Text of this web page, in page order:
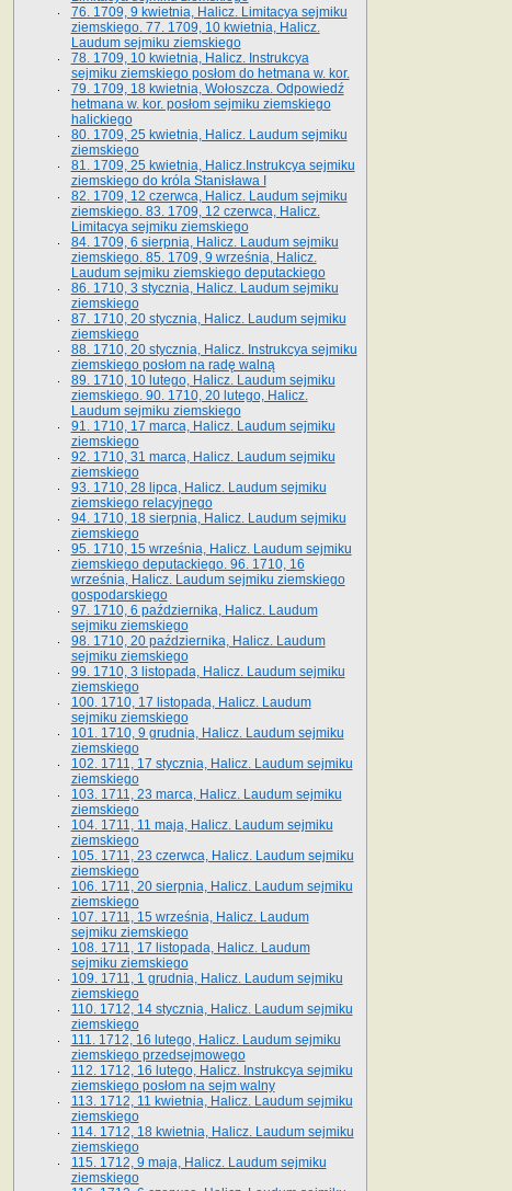
76. 1709, 9 kwietnia, Halicz. Limitacya sejmiku
ziemskiego. 77. 1709, 10 kwietnia, Halicz.
Laudum sejmiku ziemskiego
78. 1709, 10 kwietnia, Halicz. Instrukcya
sejmiku ziemskiego posłom do hetmana w. kor.
79. 1709, 18 kwietnia, Wołoszcza. Odpowiedź
hetmana w. kor. posłom sejmiku ziemskiego
halickiego
80. 1709, 25 kwietnia, Halicz. Laudum sejmiku
ziemskiego
81. 1709, 25 kwietnia, Halicz.Instrukcya sejmiku
ziemskiego do króla Stanisława I
82. 1709, 12 czerwca, Halicz. Laudum sejmiku
ziemskiego. 83. 1709, 12 czerwca, Halicz.
Limitacya sejmiku ziemskiego
84. 1709, 6 sierpnia, Halicz. Laudum sejmiku
ziemskiego. 85. 1709, 9 września, Halicz.
Laudum sejmiku ziemskiego deputackiego
86. 1710, 3 stycznia, Halicz. Laudum sejmiku
ziemskiego
87. 1710, 20 stycznia, Halicz. Laudum sejmiku
ziemskiego
88. 1710, 20 stycznia, Halicz. Instrukcya sejmiku
ziemskiego posłom na radę walną
89. 1710, 10 lutego, Halicz. Laudum sejmiku
ziemskiego. 90. 1710, 20 lutego, Halicz.
Laudum sejmiku ziemskiego
91. 1710, 17 marca, Halicz. Laudum sejmiku
ziemskiego
92. 1710, 31 marca, Halicz. Laudum sejmiku
ziemskiego
93. 1710, 28 lipca, Halicz. Laudum sejmiku
ziemskiego relacyjnego
94. 1710, 18 sierpnia, Halicz. Laudum sejmiku
ziemskiego
95. 1710, 15 września, Halicz. Laudum sejmiku
ziemskiego deputackiego. 96. 1710, 16
września, Halicz. Laudum sejmiku ziemskiego
gospodarskiego
97. 1710, 6 października, Halicz. Laudum
sejmiku ziemskiego
98. 1710, 20 października, Halicz. Laudum
sejmiku ziemskiego
99. 1710, 3 listopada, Halicz. Laudum sejmiku
ziemskiego
100. 1710, 17 listopada, Halicz. Laudum
sejmiku ziemskiego
101. 1710, 9 grudnia, Halicz. Laudum sejmiku
ziemskiego
102. 1711, 17 stycznia, Halicz. Laudum sejmiku
ziemskiego
103. 1711, 23 marca, Halicz. Laudum sejmiku
ziemskiego
104. 1711, 11 maja, Halicz. Laudum sejmiku
ziemskiego
105. 1711, 23 czerwca, Halicz. Laudum sejmiku
ziemskiego
106. 1711, 20 sierpnia, Halicz. Laudum sejmiku
ziemskiego
107. 1711, 15 września, Halicz. Laudum
sejmiku ziemskiego
108. 1711, 17 listopada, Halicz. Laudum
sejmiku ziemskiego
109. 1711, 1 grudnia, Halicz. Laudum sejmiku
ziemskiego
110. 1712, 14 stycznia, Halicz. Laudum sejmiku
ziemskiego
111. 1712, 16 lutego, Halicz. Laudum sejmiku
ziemskiego przedsejmowego
112. 1712, 16 lutego, Halicz. Instrukcya sejmiku
ziemskiego posłom na sejm walny
113. 1712, 11 kwietnia, Halicz. Laudum sejmiku
ziemskiego
114. 1712, 18 kwietnia, Halicz. Laudum sejmiku
ziemskiego
115. 1712, 9 maja, Halicz. Laudum sejmiku
ziemskiego